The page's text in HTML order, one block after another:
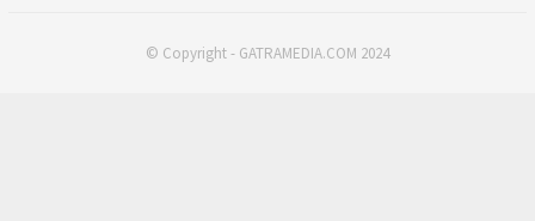
© Copyright - GATRAMEDIA.COM 2024